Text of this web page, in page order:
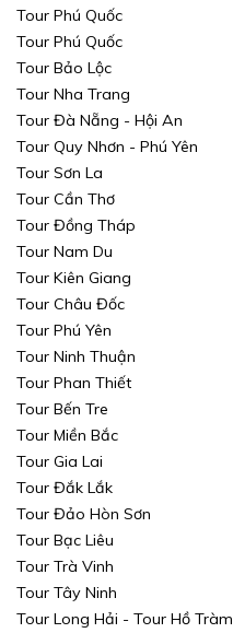
Khoảng giá
Tour Phú Quốc
Tour Phú Quốc
Tour Bảo Lộc
Tour Nha Trang
Tour Đà Nẵng - Hội An
Tour Quy Nhơn - Phú Yên
Tour Sơn La
Tour Cần Thơ
Tour Đồng Tháp
Tour Nam Du
Tour Kiên Giang
Tour Châu Đốc
Tour Phú Yên
Tour Ninh Thuận
Tour Phan Thiết
Tour Bến Tre
Tour Miền Bắc
Tour Gia Lai
Tour Đắk Lắk
Tour Đảo Hòn Sơn
Tour Bạc Liêu
Tour Trà Vinh
Tour Tây Ninh
Tour Long Hải - Tour Hồ Tràm